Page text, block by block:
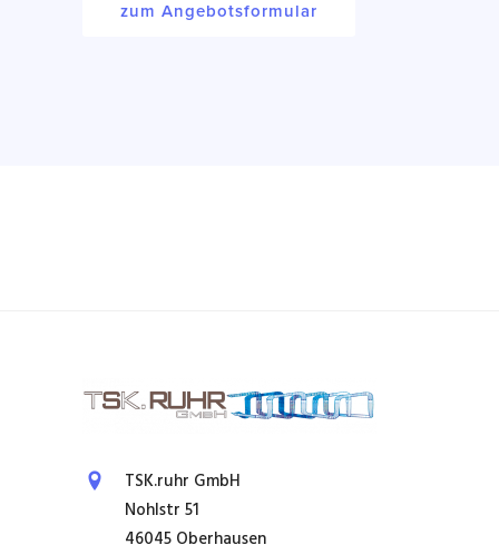
zum Angebotsformular
TSK.ruhr GmbH
Nohlstr 51
46045 Oberhausen